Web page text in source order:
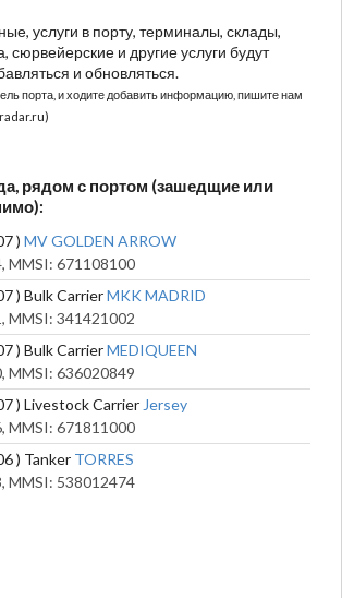
услуги в порту, терминалы, склады,
сюрвейерские и другие услуги будут
и обновляться.
порта, и ходите добавить информацию, пишите нам
рядом с портом (зашедщие или
) MV GOLDEN ARROW
671108100
) Bulk CarrierMKK MADRID
341421002
) Bulk CarrierMEDIQUEEN
636020849
) Livestock Carrier Jersey
671811000
) Tanker TORRES
538012474